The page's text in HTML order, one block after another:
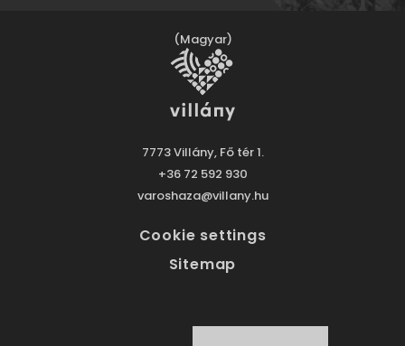
(Magyar)
7773 Villány, Fő tér 1.
+36 72 592 930
varoshaza@villany.hu
Cookie settings
Sitemap